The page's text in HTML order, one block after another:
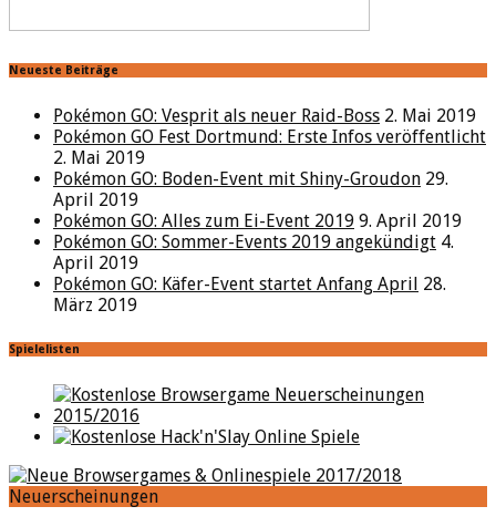
Neueste Beiträge
Pokémon GO: Vesprit als neuer Raid-Boss 2. Mai 2019
Pokémon GO Fest Dortmund: Erste Infos veröffentlicht
2. Mai 2019
Pokémon GO: Boden-Event mit Shiny-Groudon 29.
April 2019
Pokémon GO: Alles zum Ei-Event 2019 9. April 2019
Pokémon GO: Sommer-Events 2019 angekündigt 4.
April 2019
Pokémon GO: Käfer-Event startet Anfang April 28.
März 2019
Spielelisten
Neuerscheinungen